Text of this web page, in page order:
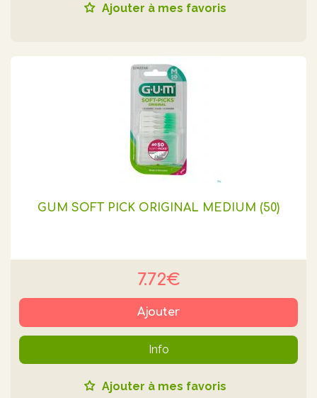
Ajouter à mes favoris
GUM SOFT PICK ORIGINAL MEDIUM (50)
7.72€
Ajouter
Info
Ajouter à mes favoris